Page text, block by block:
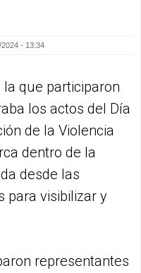
2024 - 13:34
que participaron
los actos del Día
de la Violencia
dentro de la
desde las
para visibilizar y
representantes